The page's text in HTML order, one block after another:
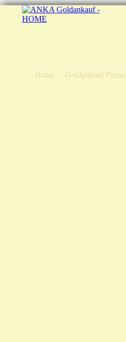
Home Goldankauf Preise